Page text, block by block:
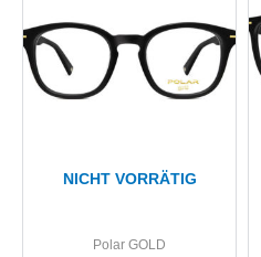
NICHT VORRÄTIG
Polar GOLD